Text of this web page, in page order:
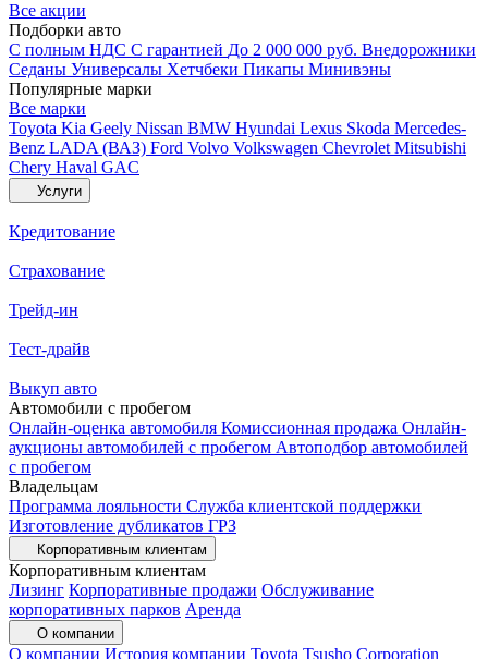
Все акции
Подборки авто
С полным НДС С гарантией До 2 000 000 руб. Внедорожники
Седаны Универсалы Хетчбеки Пикапы Минивэны
Популярные марки
Все марки
Toyota Kia Geely Nissan BMW Hyundai Lexus Skoda Mercedes-
Benz LADA (ВАЗ) Ford Volvo Volkswagen Chevrolet Mitsubishi
Chery Haval GAC
Услуги
Кредитование
Страхование
Трейд-ин
Тест-драйв
Выкуп авто
Автомобили с пробегом
Онлайн-оценка автомобиля Комиссионная продажа Онлайн-
аукционы автомобилей с пробегом Автоподбор автомобилей
с пробегом
Владельцам
Программа лояльности Служба клиентской поддержки
Изготовление дубликатов ГРЗ
Корпоративным клиентам
Корпоративным клиентам
Лизинг Корпоративные продажи Обслуживание
корпоративных парков Аренда
О компании
О компании История компании Toyota Tsusho Corporation